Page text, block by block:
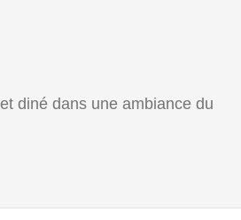
diné dans une ambiance du